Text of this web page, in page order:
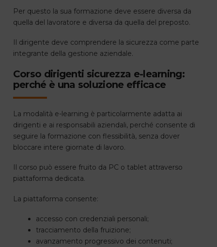
Per questo la sua formazione deve essere diversa da
quella del lavoratore e diversa da quella del preposto.
Il dirigente deve comprendere la sicurezza come parte
integrante della gestione aziendale.
Corso dirigenti sicurezza e-learning:
perché è una soluzione efficace
La modalità e-learning è particolarmente adatta ai
dirigenti e ai responsabili aziendali, perché consente di
seguire la formazione con flessibilità, senza dover
bloccare intere giornate di lavoro.
Il corso può essere fruito da PC o tablet attraverso
piattaforma dedicata.
La piattaforma consente:
accesso con credenziali personali;
tracciamento della fruizione;
avanzamento progressivo dei contenuti;